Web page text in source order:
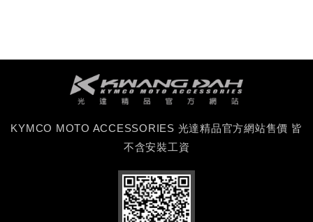
KYMCO MOTO ACCESSORIES 光達精品官方網站售價 皆
不含安裝工資